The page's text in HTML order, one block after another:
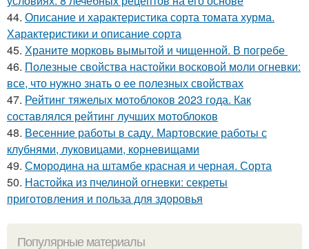
44. Описание и характеристика сорта томата хурма.
Характеристики и описание сорта
45. Храните морковь вымытой и чищенной. В погребе
46. Полезные свойства настойки восковой моли огневки:
все, что нужно знать о ее полезных свойствах
47. Рейтинг тяжелых мотоблоков 2023 года. Как
составлялся рейтинг лучших мотоблоков
48. Весенние работы в саду. Мартовские работы с
клубнями, луковицами, корневищами
49. Смородина на штамбе красная и черная. Сорта
50. Настойка из пчелиной огневки: секреты
приготовления и польза для здоровья
Популярные материалы